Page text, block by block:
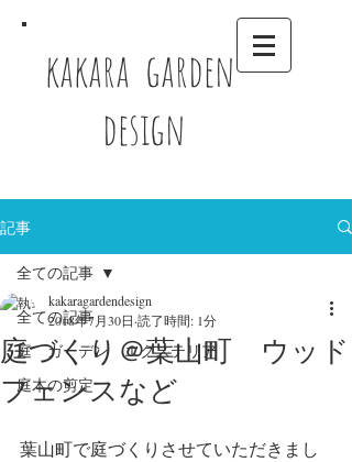
kakara garden
design
記事
全ての記事
庭 ガーデン エクステリア
庭木の剪定
全ての記事
庭づくり＠葉山町 ウッド
フェンスなど
kakaragardendesign
2018年7月30日 読了時間: 1分
葉山町で庭づくりさせていただきまし